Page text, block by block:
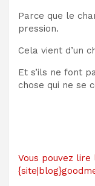
Parce que le
pression.
Cela vient d’un
Et s’ils ne font
chose qui ne se
Vous pouvez lire